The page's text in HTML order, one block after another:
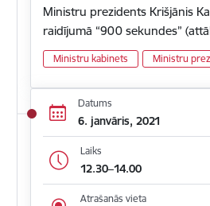
Ministru prezidents Krišjānis
raidījumā “900 sekundes”
Ministru kabinets Ministru
Datums
6. janvāris, 2021
Laiks
12.30–14.00
Atrašanās vieta